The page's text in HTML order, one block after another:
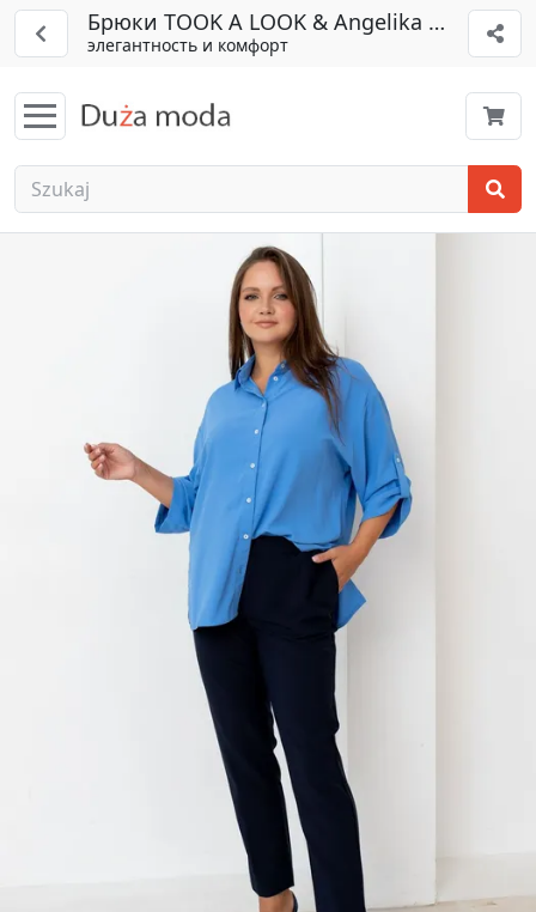
Брюки TOOK A LOOK & Angelika арт. РБ-
элегантность и комфорт